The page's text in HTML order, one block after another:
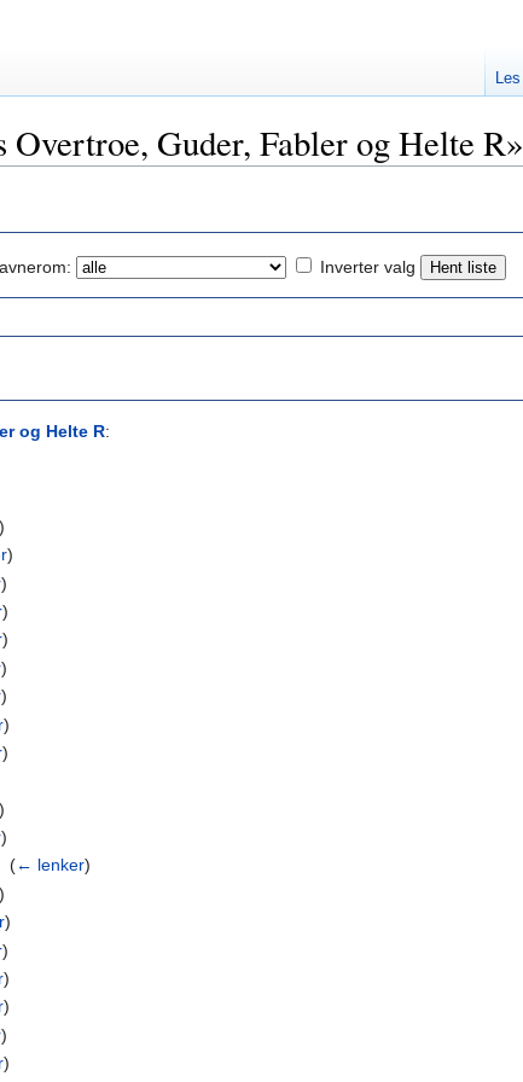
Guder, Fabler og Helte R»
Inverter valg
og Helte R:
)
)
)
)
)
)
)
)
)
)
)
‎(← lenker)
)
)
)
)
)
)
)
Les